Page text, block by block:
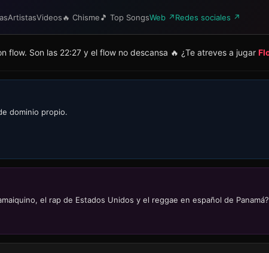
ArtistasVideos🔥 Chisme🎵 Top SongsWeb ↗Redes sociales ↗
flow. Son las 22:27 y el flow no descansa 🔥 ¿Te atreves a jugar
dominio propio.
el rap de Estados Unidos y el reggae en español de